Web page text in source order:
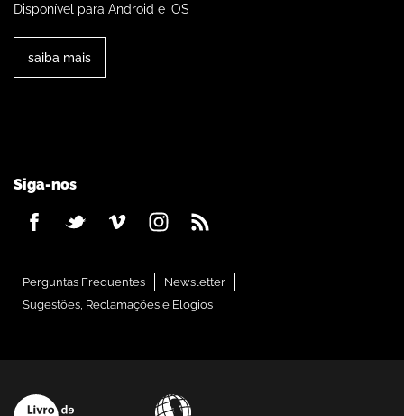
Disponível para Android e iOS
saiba mais
Siga-nos
Perguntas Frequentes
Newsletter
Sugestões, Reclamações e Elogios